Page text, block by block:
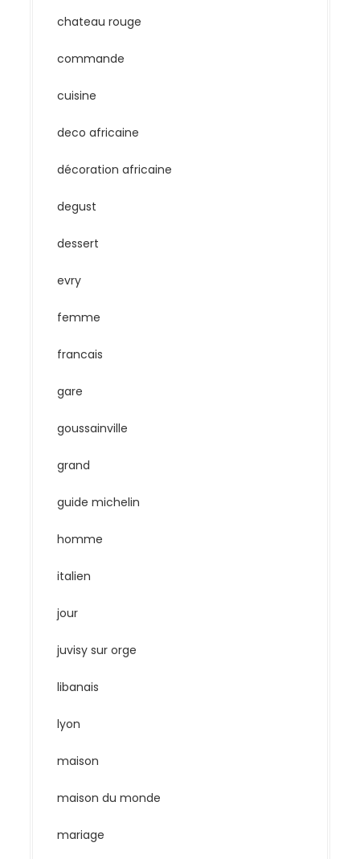
chateau rouge
commande
cuisine
deco africaine
décoration africaine
degust
dessert
evry
femme
francais
gare
goussainville
grand
guide michelin
homme
italien
jour
juvisy sur orge
libanais
lyon
maison
maison du monde
mariage